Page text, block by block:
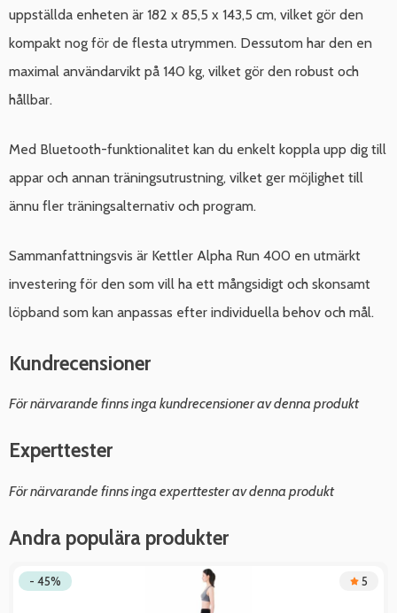
uppställda enheten är 182 x 85,5 x 143,5 cm, vilket gör den
kompakt nog för de flesta utrymmen. Dessutom har den en
maximal användarvikt på 140 kg, vilket gör den robust och
hållbar.
Med Bluetooth-funktionalitet kan du enkelt koppla upp dig till
appar och annan träningsutrustning, vilket ger möjlighet till
ännu fler träningsalternativ och program.
Sammanfattningsvis är Kettler Alpha Run 400 en utmärkt
investering för den som vill ha ett mångsidigt och skonsamt
löpband som kan anpassas efter individuella behov och mål.
Kundrecensioner
För närvarande finns inga kundrecensioner av denna produkt
Experttester
För närvarande finns inga experttester av denna produkt
Andra populära produkter
- 45% 5